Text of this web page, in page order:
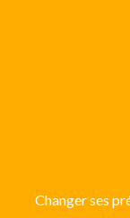
Changer ses